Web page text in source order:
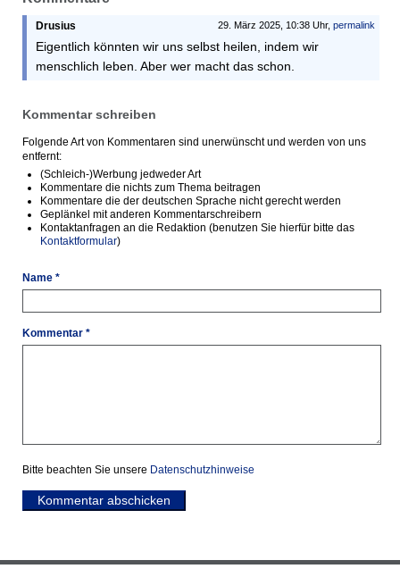
29. März 2025, 10:38 Uhr, permalink
Drusius
Eigentlich könnten wir uns selbst heilen, indem wir
menschlich leben. Aber wer macht das schon.
Kommentar schreiben
Folgende Art von Kommentaren sind unerwünscht und werden von uns
entfernt:
(Schleich-)Werbung jedweder Art
Kommentare die nichts zum Thema beitragen
Kommentare die der deutschen Sprache nicht gerecht werden
Geplänkel mit anderen Kommentarschreibern
Kontaktanfragen an die Redaktion (benutzen Sie hierfür bitte das
Kontaktformular)
Name *
Kommentar *
Bitte beachten Sie unsere Datenschutzhinweise
Kommentar abschicken